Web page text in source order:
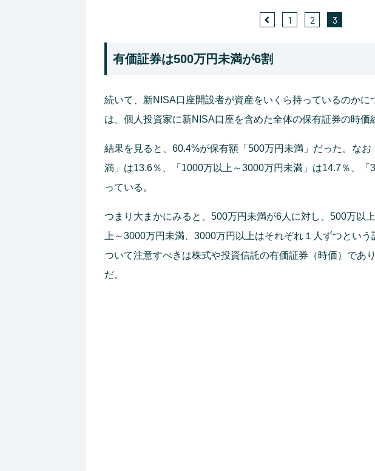
1 2 3
有価証券は500万円未満が6割
続いて、新NISA口座開設者が資産をいくら持っているのかに
は、個人投資家に新NISA口座を含めた全体の保有証券の時価
結果を見ると、60.4%が保有額「500万円未満」だった。な
満」は13.6％、「1000万以上～3000万円未満」は14.7％、「
っている。
つまり大まかにみると、500万円未満が6人に対し、500万以
上～3000万円未満、3000万円以上はそれぞれ１人ずつとい
ついて注意すべきは株式や投資信託の有価証券（時価）であ
だ。